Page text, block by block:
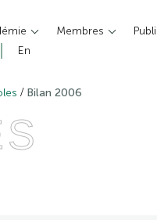
Membres
En
/ Bilan 2006